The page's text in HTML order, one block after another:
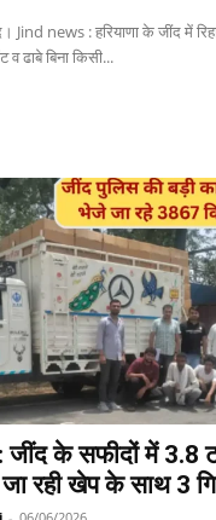
Jind news : हरियाणा के जींद में
ढाबे बिना किसी...
के सफीदों में 3.8
रही खेप के साथ 3